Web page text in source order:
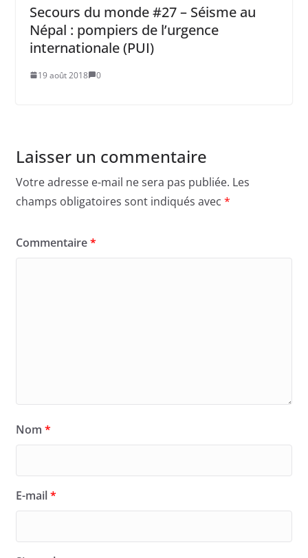
Secours du monde #27 – Séisme au
Népal : pompiers de l’urgence
internationale (PUI)
19 août 2018 0
Laisser un commentaire
Votre adresse e-mail ne sera pas publiée. Les
champs obligatoires sont indiqués avec *
Commentaire*
Nom *
E-mail*